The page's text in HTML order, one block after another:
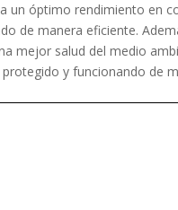
un óptimo rendimiento en
de manera eficiente.
mejor salud del medio
y funcionando de